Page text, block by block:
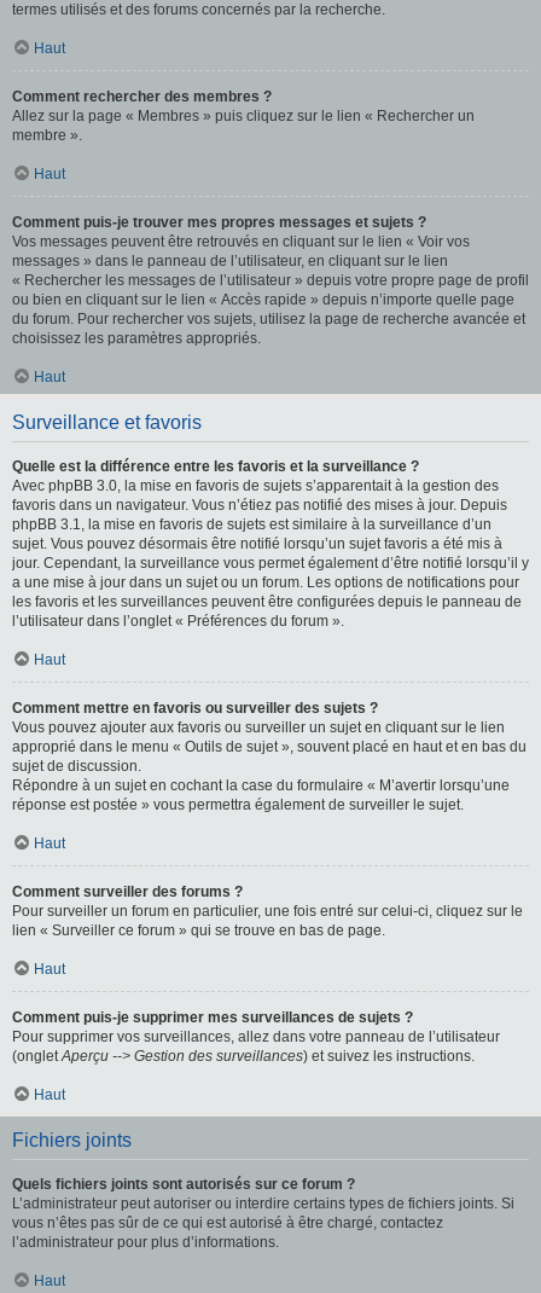
termes utilisés et des forums concernés par la recherche.
Haut
Comment rechercher des membres ?
Allez sur la page « Membres » puis cliquez sur le lien « Rechercher un
membre ».
Haut
Comment puis-je trouver mes propres messages et sujets ?
Vos messages peuvent être retrouvés en cliquant sur le lien « Voir vos
messages » dans le panneau de l’utilisateur, en cliquant sur le lien
« Rechercher les messages de l’utilisateur » depuis votre propre page de profil
ou bien en cliquant sur le lien « Accès rapide » depuis n’importe quelle page
du forum. Pour rechercher vos sujets, utilisez la page de recherche avancée et
choisissez les paramètres appropriés.
Haut
Surveillance et favoris
Quelle est la différence entre les favoris et la surveillance ?
Avec phpBB 3.0, la mise en favoris de sujets s’apparentait à la gestion des
favoris dans un navigateur. Vous n’étiez pas notifié des mises à jour. Depuis
phpBB 3.1, la mise en favoris de sujets est similaire à la surveillance d’un
sujet. Vous pouvez désormais être notifié lorsqu’un sujet favoris a été mis à
jour. Cependant, la surveillance vous permet également d’être notifié lorsqu’il y
a une mise à jour dans un sujet ou un forum. Les options de notifications pour
les favoris et les surveillances peuvent être configurées depuis le panneau de
l’utilisateur dans l’onglet « Préférences du forum ».
Haut
Comment mettre en favoris ou surveiller des sujets ?
Vous pouvez ajouter aux favoris ou surveiller un sujet en cliquant sur le lien
approprié dans le menu « Outils de sujet », souvent placé en haut et en bas du
sujet de discussion.
Répondre à un sujet en cochant la case du formulaire « M’avertir lorsqu’une
réponse est postée » vous permettra également de surveiller le sujet.
Haut
Comment surveiller des forums ?
Pour surveiller un forum en particulier, une fois entré sur celui-ci, cliquez sur le
lien « Surveiller ce forum » qui se trouve en bas de page.
Haut
Comment puis-je supprimer mes surveillances de sujets ?
Pour supprimer vos surveillances, allez dans votre panneau de l’utilisateur
(ongletAperçu --> Gestion des surveillances) et suivez les instructions.
Haut
Fichiers joints
Quels fichiers joints sont autorisés sur ce forum ?
L’administrateur peut autoriser ou interdire certains types de fichiers joints. Si
vous n’êtes pas sûr de ce qui est autorisé à être chargé, contactez
l’administrateur pour plus d’informations.
Haut